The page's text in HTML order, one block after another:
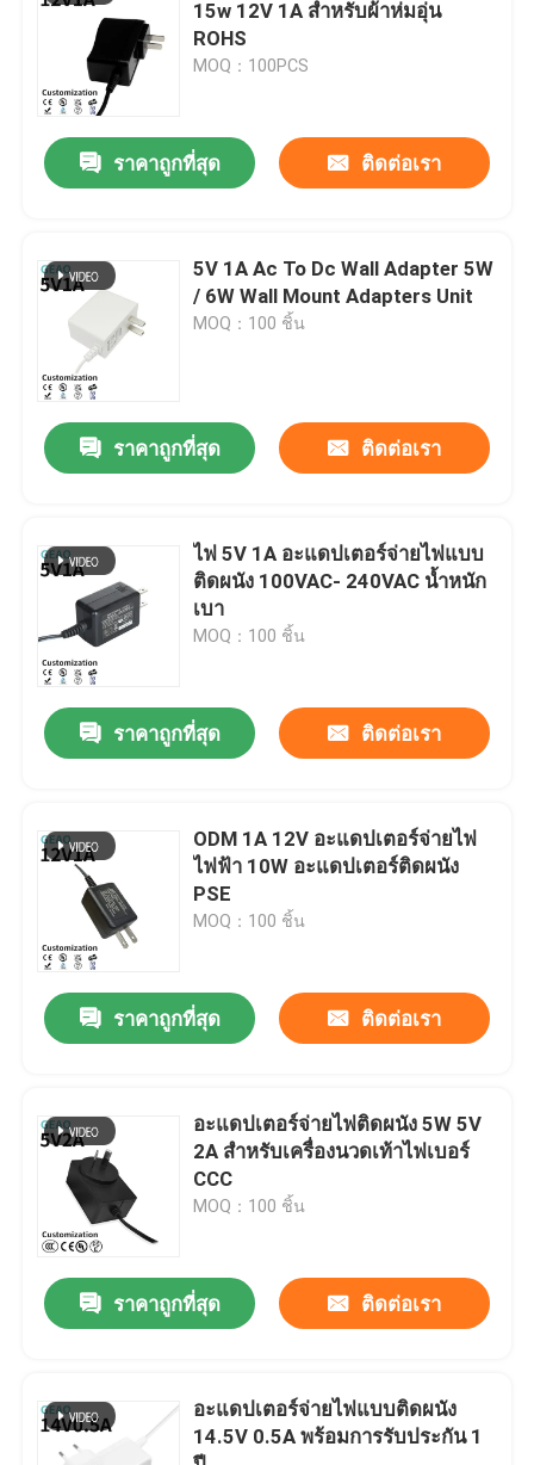
สินค้า
วิดีโอ
เกี่ยวกับเรา
ควบคุมคุณภาพ
ติดต่อเรา
ขอใบเสนอราคา
อะแดปเตอร์ไฟเดสก์ท็อป
15w 12V 1A สำหรับผ้าห่มอุ่น
ROHS
MOQ：100PCS
ราคาถูกที่สุด ติดต่อเรา
5V 1A Ac To Dc Wall Adapter 5W
/ 6W Wall Mount Adapters Unit
MOQ：100 ชิ้น
ราคาถูกที่สุด ติดต่อเรา
ไฟ 5V 1A อะแดปเตอร์จ่ายไฟแบบ
ติดผนัง 100VAC- 240VAC น้ำหนัก
เบา
MOQ：100 ชิ้น
ราคาถูกที่สุด ติดต่อเรา
ODM 1A 12V อะแดปเตอร์จ่ายไฟ
ไฟฟ้า 10W อะแดปเตอร์ติดผนัง
PSE
MOQ：100 ชิ้น
ราคาถูกที่สุด ติดต่อเรา
อะแดปเตอร์จ่ายไฟติดผนัง 5W 5V
2A สำหรับเครื่องนวดเท้าไฟเบอร์
CCC
MOQ：100 ชิ้น
ราคาถูกที่สุด ติดต่อเรา
อะแดปเตอร์จ่ายไฟแบบติดผนัง
14.5V 0.5A พร้อมการรับประกัน 1